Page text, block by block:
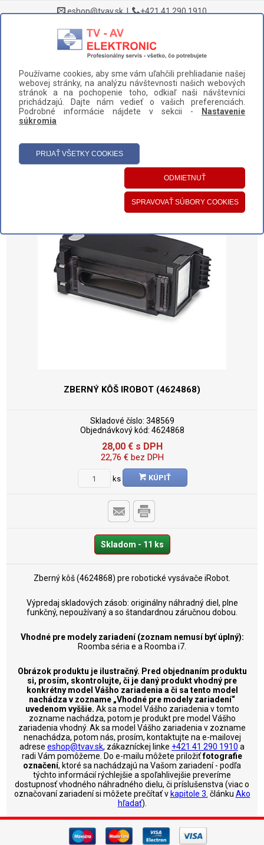
eshop@tvav.sk| +421 41 290 1910
DOMOV > NÁHRADNÉ DIELY A PRÍSLUŠENSTVO >
ROBOTICKÉ VYSÁVAČE > ZBERNÉ KOŠE >
ZBERNÝ KÔŠ IROBOT (4624868)
HLAVNÉ MENU
KATEGÓRIE
ZBERNÝ KÔŠ IROBOT (4624868)
Skladové číslo: 348569
Objednávkový kód: 4624868
28,00 €s DPH
22,76 €bez DPH
ks KÚPIŤ
Skladom - 11 ks
Zberný kôš (4624868) pre robotické vysávače iRobot.
Výpredaj skladových zásob: originálny náhradný diel, plne
funkčný, nepoužívaný a so štandardnou záručnou dobou.
Vhodné pre modely zariadení (zoznam nemusí byť úplný):
Roomba séria e a Roomba i7.
Obrázok produktu je ilustračný. Pred objednaním produktu
si, prosím, skontrolujte, či je daný produkt vhodný pre
konkrétny model Vášho zariadenia a či sa tento model
nachádza v zozname „Vhodné pre modely zariadení“
uvedenom vyššie. Ak sa model Vášho zariadenia v tomto
zozname nachádza, potom je produkt pre model Vášho
zariadenia vhodný. Ak sa model Vášho zariadenia v zozname
nenachádza, potom nás, prosím, kontaktujte na e-mailovej
adrese eshop@tvav.sk, zákazníckej linke +421 41 290 1910 a
radi Vám pomôžeme. Do e-mailu môžete priložiťfotografie
označení, ktoré sa nachádzajú na Vašom zariadení - podľa
týchto informácií rýchlejšie a spoľahlivejšie preveríme
dostupnosť vhodného náhradného dielu, či príslušenstva (viac o
označovaní zariadení si môžete prečítať v kapitole 3. článku Ako
hľadať).
Používame cookies, aby sme vám uľahčili prehliadanie našej
webovej stránky, na analýzu návštevnosti našich webových
stránok a na pochopenie toho, odkiaľ naši návštevníci
prichádzajú. Dajte nám vedieť o vašich preferenciách.
Podrobné informácie nájdete v sekcii -
Nastavenie
súkromia